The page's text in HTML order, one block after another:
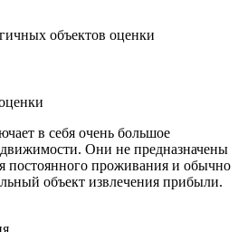
объектов оценки
в себя очень большое
Они не предназначены
постоянного проживания и обычно
объект извлечения прибыли.